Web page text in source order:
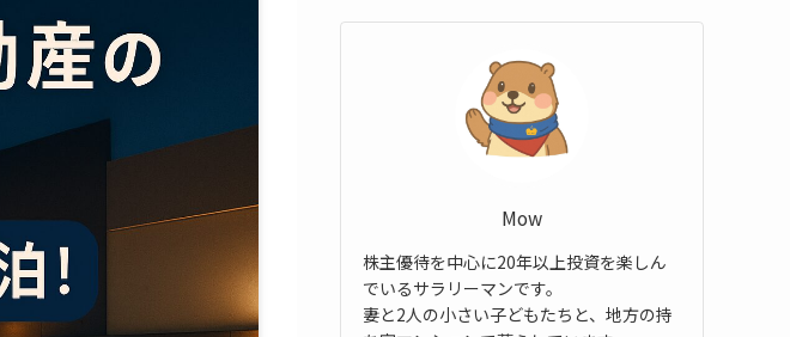
Mow
株主優待を中心に20年以上投資を楽しん
でいるサラリーマンです。
妻と2人の小さい子どもたちと、地方の持